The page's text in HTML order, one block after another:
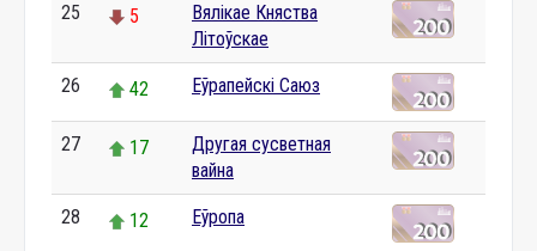
25 5
Вялікае Княства
Літоўскае
26 42 Еўрапейскі Саюз
27 17
Другая сусветная
вайна
28 12 Еўропа